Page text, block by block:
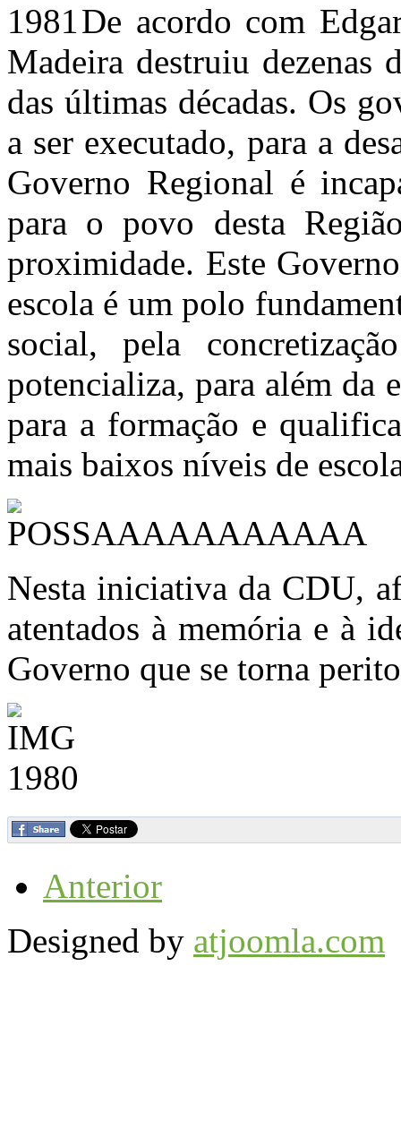
De acordo com
Madeira destruiu dezenas
das últimas décadas. Os
a ser executado, para a
Governo Regional é
para o povo desta
proximidade. Este
escola é um polo
social, pela
potencializa, para além da
para a formação e
mais baixos níveis de
Nesta iniciativa da CDU,
atentados à memória e à
Governo que se torna
Anterior
Designed by atjoomla.com